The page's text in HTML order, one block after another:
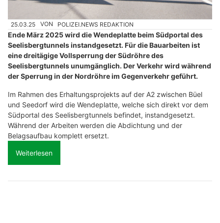
25.03.25 VON POLIZEI.NEWS REDAKTION
Ende März 2025 wird die Wendeplatte beim Südportal des
Seelisbergtunnels instandgesetzt. Für die Bauarbeiten ist
eine dreitägige Vollsperrung der Südröhre des
Seelisbergtunnels unumgänglich. Der Verkehr wird während
der Sperrung in der Nordröhre im Gegenverkehr geführt.
Im Rahmen des Erhaltungsprojekts auf der A2 zwischen Büel
und Seedorf wird die Wendeplatte, welche sich direkt vor dem
Südportal des Seelisbergtunnels befindet, instandgesetzt.
Während der Arbeiten werden die Abdichtung und der
Belagsaufbau komplett ersetzt.
Weiterlesen